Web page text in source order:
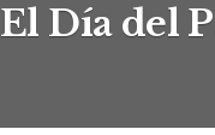
El Día del